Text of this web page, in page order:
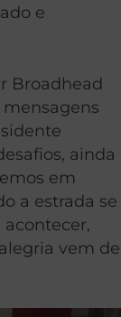
e
Broadhead
ainda
em
a estrada se
vem de